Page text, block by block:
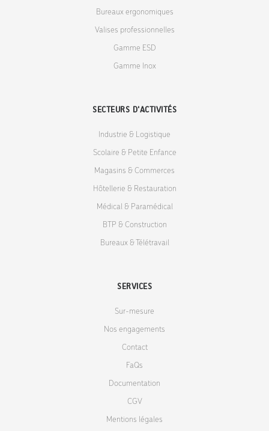
Bureaux ergonomiques
Valises professionnelles
Gamme ESD
Gamme Inox
SECTEURS D'ACTIVITÉS
Industrie & Logistique
Scolaire & Petite Enfance
Magasins & Commerces
Hôtellerie & Restauration
Médical & Paramédical
BTP & Construction
Bureaux & Télétravail
SERVICES
Sur-mesure
Nos engagements
Contact
FaQs
Documentation
CGV
Mentions légales